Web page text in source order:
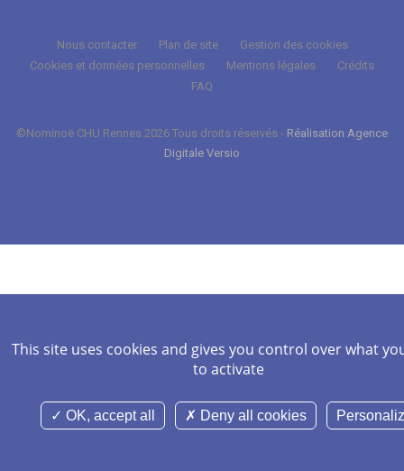
Nous contacter Plan de site
Gestion des cookies
Cookies et données personnelles
Mentions légales
Crédits
FAQ
©Nominoë CHU Rennes 2026 Tous droits réservés - Réalisation Agence
Digitale Versio
This site uses cookies and gives you control over what
to activate
OK, accept all Deny all cookies